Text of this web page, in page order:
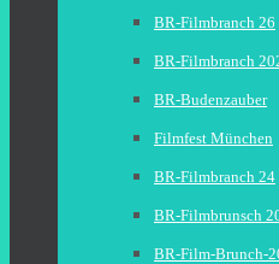
BR-Filmbranch 26
BR-Filmbranch
BR-Budenzauber
Filmfest München
BR-Filmbranch 24
BR-Filmbrunsch
BR-Film-Brunch-